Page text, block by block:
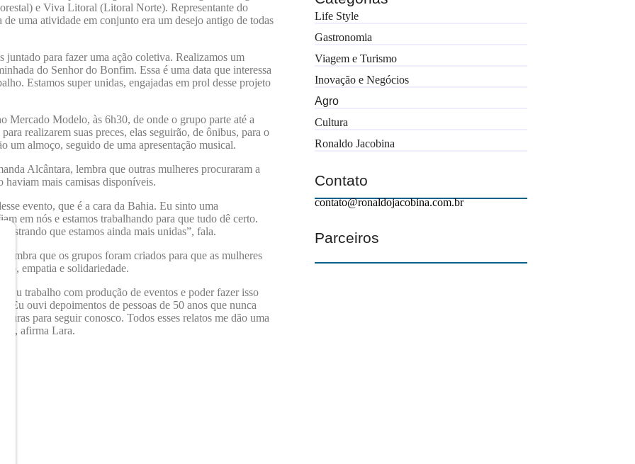
e Viva Litoral (Litoral Norte). Representante do
uma atividade em conjunto era um desejo antigo de todas
juntado para fazer uma ação coletiva. Realizamos um
do Senhor do Bonfim. Essa é uma data que interessa
Estamos super unidas, engajadas em prol desse projeto
Mercado Modelo, às 6h30, de onde o grupo parte até a
realizarem suas preces, elas seguirão, de ônibus, para o
um almoço, seguido de uma apresentação musical.
Alcântara, lembra que outras mulheres procuraram a
haviam mais camisas disponíveis.
evento, que é a cara da Bahia. Eu sinto uma
em nós e estamos trabalhando para que tudo dê certo.
que estamos ainda mais unidas”, fala.
que os grupos foram criados para que as mulheres
empatia e solidariedade.
Eu trabalho com produção de eventos e poder fazer isso
Eu ouvi depoimentos de pessoas de 50 anos que nunca
para seguir conosco. Todos esses relatos me dão uma
afirma Lara.
Life Style
Gastronomia
Viagem e Turismo
Inovação e Negócios
Agro
Cultura
Ronaldo Jacobina
Contato
contato@ronaldojacobina.com.br
Parceiros